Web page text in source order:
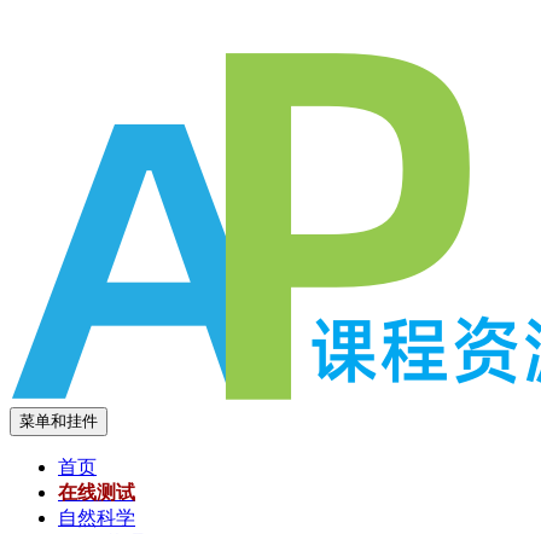
菜单和挂件
首页
在线测试
自然科学